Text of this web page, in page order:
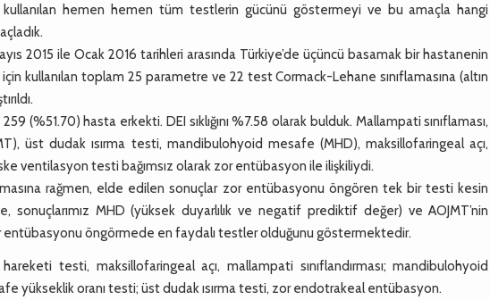
hemen hemen tüm testlerin gücünü göstermeyi ve bu amaçla hangi
2015 ile Ocak 2016 tarihleri arasında Türkiye’de üçüncü basamak bir hastanenin
kullanılan toplam 25 parametre ve 22 test Cormack-Lehane sınıflamasına (altın
(%51.70) hasta erkekti. DEI sıklığını %7.58 olarak bulduk. Mallampati sınıflaması,
üst dudak ısırma testi, mandibulohyoid mesafe (MHD), maksillofaringeal açı,
ventilasyon testi bağımsız olarak zor entübasyon ile ilişkiliydi.
rağmen, elde edilen sonuçlar zor entübasyonu öngören tek bir testi kesin
sonuçlarımız MHD (yüksek duyarlılık ve negatif prediktif değer) ve AOJMT’nin
öngörmede en faydalı testler olduğunu göstermektedir.
testi, maksillofaringeal açı, mallampati sınıflandırması; mandibulohyoid
yükseklik oranı testi; üst dudak ısırma testi, zor endotrakeal entübasyon.